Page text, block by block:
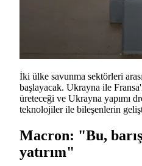
İki ülke savunma sektörleri
başlayacak. Ukrayna ile
üreteceği ve Ukrayna yapımı
teknolojiler ile bileşenlerin
Macron: "Bu,
yatırım"